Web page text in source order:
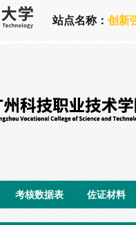
站点名称： 创新
考核数据表 佐证材料